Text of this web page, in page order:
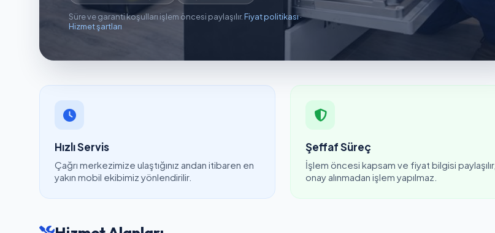
Süre ve garanti koşulları işlem öncesi paylaşılır. Fiyat politikası·
Hizmet şartları
Hızlı Servis
Çağrı merkezimize ulaştığınız andan itibaren en
yakın mobil ekibimiz yönlendirilir.
Şeffaf Süreç
İşlem öncesi kapsam ve fiyat bilgisi paylaşılır,
onay alınmadan işlem yapılmaz.